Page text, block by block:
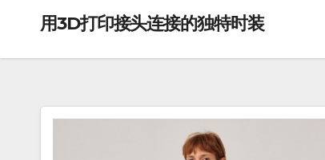
用3D打印接头连接的独特时装